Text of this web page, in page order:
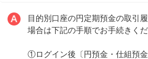
目的別口座の円定期預金の取引
場合は下記の手順でお手続きくだ
①ログイン後〔円預金・仕組預